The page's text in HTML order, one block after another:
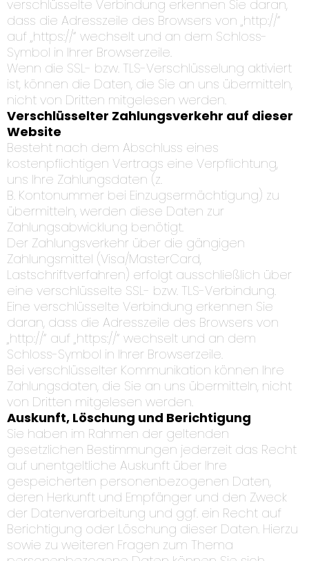
verschlüsselte Verbindung erkennen Sie daran,
dass die Adresszeile des Browsers von „http://“
auf „https://“ wechselt und an dem Schloss-
Symbol in Ihrer Browserzeile.
Wenn die SSL- bzw. TLS-Verschlüsselung aktiviert
ist, können die Daten, die Sie an uns übermitteln,
nicht von Dritten mitgelesen werden.
Verschlüsselter Zahlungsverkehr auf dieser
Website
Besteht nach dem Abschluss eines
kostenpflichtigen Vertrags eine Verpflichtung,
uns Ihre Zahlungsdaten (z.
B. Kontonummer bei Einzugsermächtigung) zu
übermitteln, werden diese Daten zur
Zahlungsabwicklung benötigt.
Der Zahlungsverkehr über die gängigen
Zahlungsmittel (Visa/MasterCard,
Lastschriftverfahren) erfolgt ausschließlich über
eine verschlüsselte SSL- bzw. TLS-Verbindung.
Eine verschlüsselte Verbindung erkennen Sie
daran, dass die Adresszeile des Browsers von
„http://“ auf „https://“ wechselt und an dem
Schloss-Symbol in Ihrer Browserzeile.
Bei verschlüsselter Kommunikation können Ihre
Zahlungsdaten, die Sie an uns übermitteln, nicht
von Dritten mitgelesen werden.
Auskunft, Löschung und Berichtigung
Sie haben im Rahmen der geltenden
gesetzlichen Bestimmungen jederzeit das Recht
auf unentgeltliche Auskunft über Ihre
gespeicherten personenbezogenen Daten,
deren Herkunft und Empfänger und den Zweck
der Datenverarbeitung und ggf. ein Recht auf
Berichtigung oder Löschung dieser Daten. Hierzu
sowie zu weiteren Fragen zum Thema